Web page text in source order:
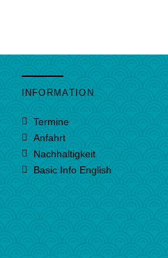
INFORMATION
Termine
Anfahrt
Nachhaltigkeit
Basic Info English